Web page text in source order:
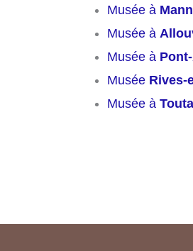
Musée à
Musée à
Musée à
Musée Rives-
Musée à